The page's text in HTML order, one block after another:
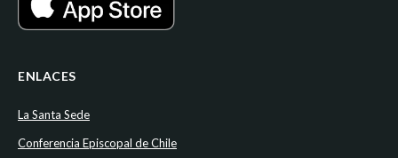
ENLACES
La Santa Sede
Conferencia Episcopal de Chile